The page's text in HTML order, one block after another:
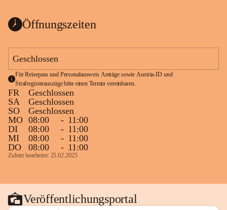
Öffnungszeiten
Geschlossen
Für Reisepass und Personalausweis Anträge sowie Austria-ID und
Strafregisterauszüge bitte einen Termin vereinbaren.
FR
Geschlossen
SA
Geschlossen
SO
Geschlossen
MO 08:00 - 11:00
DI
08:00 - 11:00
MI
08:00 - 11:00
DO
08:00 - 11:00
Zuletzt bearbeitet: 25.02.2025
Veröffentlichungsportal